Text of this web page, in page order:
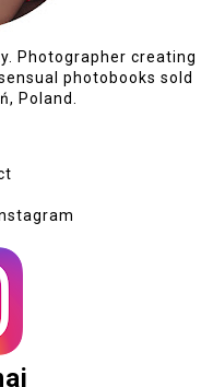
Photographer creating
photobooks sold
Poland.